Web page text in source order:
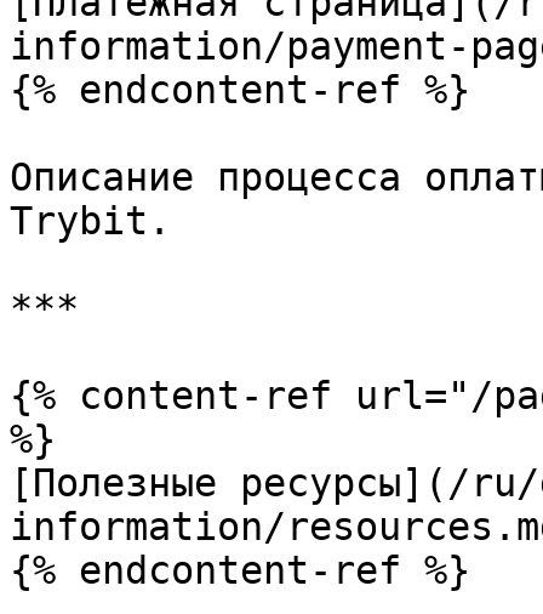
information/payment-
{% endcontent-ref %}
Описание процесса
Trybit.
***
{% content-ref url="/
%}
[Полезные ресурсы](/
information/
{% endcontent-ref %}